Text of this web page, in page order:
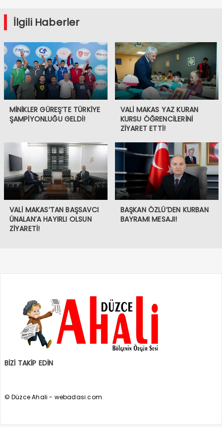
İlgili Haberler
MİNİKLER GÜREŞ’TE TÜRKİYE
ŞAMPİYONLUĞU GELDİ!
VALİ MAKAS YAZ KURAN
KURSU ÖĞRENCİLERİNİ
ZİYARET ETTİ!
VALİ MAKAS’TAN BAŞSAVCI
ÜNALAN’A HAYIRLI OLSUN
ZİYARETİ!
BAŞKAN ÖZLÜ’DEN KURBAN
BAYRAMI MESAJI!
BİZİ TAKİP EDİN
© Düzce Ahali - webadasi.com